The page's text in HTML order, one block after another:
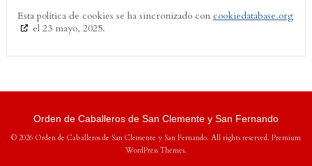
Esta política de cookies se ha sincronizado con cookiedatabase.org
el 23 mayo, 2025.
Orden de Caballeros de San Clemente y San Fernando
© 2026 Orden de Caballeros de San Clemente y San Fernando. All rights reserved. Premium
WordPress Themes.